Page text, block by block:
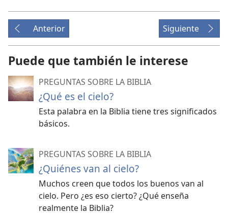
Anterior Siguiente
Puede que también le interese
PREGUNTAS SOBRE LA BIBLIA
¿Qué es el cielo?
Esta palabra en la Biblia tiene tres significados
básicos.
PREGUNTAS SOBRE LA BIBLIA
¿Quiénes van al cielo?
Muchos creen que todos los buenos van al
cielo. Pero ¿es eso cierto? ¿Qué enseña
realmente la Biblia?